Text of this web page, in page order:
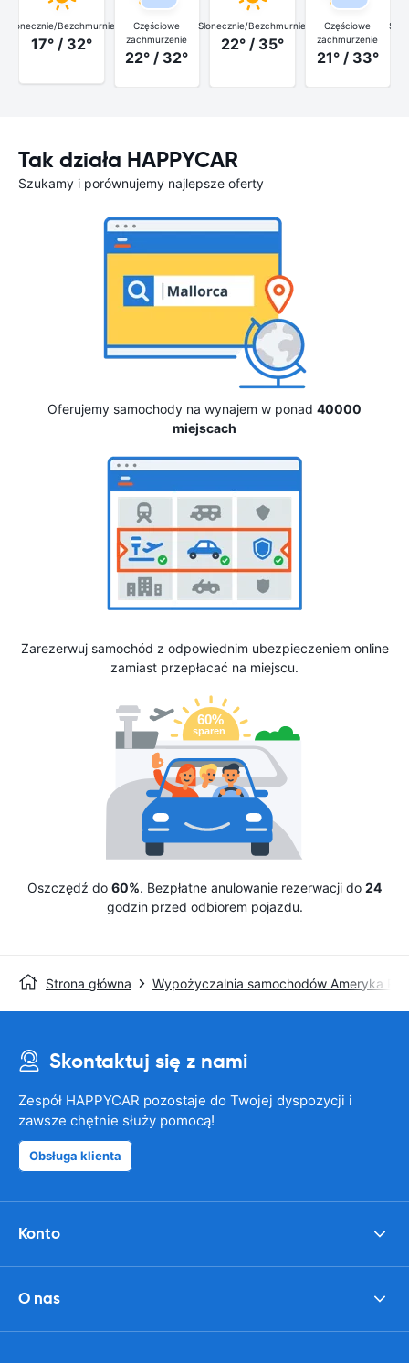
Słonecznie/Bezchmurnie
17° / 32°
Częściowe
zachmurzenie
22° / 32°
Słonecznie/Bezchmurnie
22° / 35°
Częściowe
zachmurzenie
21° / 33°
Tak działa HAPPYCAR
Szukamy i porównujemy najlepsze oferty
Oferujemy samochody na wynajem w ponad 40000
miejscach
Zarezerwuj samochód z odpowiednim ubezpieczeniem online
zamiast przepłacać na miejscu.
Oszczędź do 60%. Bezpłatne anulowanie rezerwacji do 24
godzin przed odbiorem pojazdu.
Strona główna Wypożyczalnia samochodów Ameryka
Skontaktuj się z nami
Zespół HAPPYCAR pozostaje do Twojej dyspozycji i
zawsze chętnie służy pomocą!
Obsługa klienta
Konto
O nas